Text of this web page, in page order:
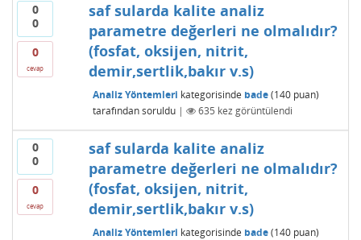
0
0
0
cevap
saf sularda kalite analiz
parametre değerleri ne olmalıdır?
(fosfat, oksijen, nitrit,
demir,sertlik,bakır v.s)
Analiz Yöntemleri kategorisinde bade (140puan)
tarafından soruldu | 635 kez görüntülendi
0
0
0
cevap
saf sularda kalite analiz
parametre değerleri ne olmalıdır?
(fosfat, oksijen, nitrit,
demir,sertlik,bakır v.s)
Analiz Yöntemleri kategorisinde bade (140puan)